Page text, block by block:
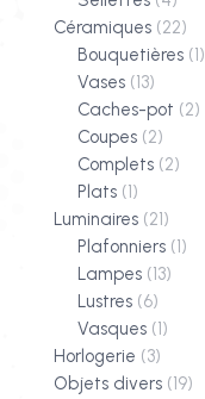
Céramiques (22)
Bouquetières (1)
Vases (13)
Caches-pot (2)
Coupes (2)
Complets (2)
Plats (1)
Luminaires (21)
Plafonniers (1)
Lampes (13)
Lustres (6)
Vasques (1)
Horlogerie (3)
Objets divers (19)